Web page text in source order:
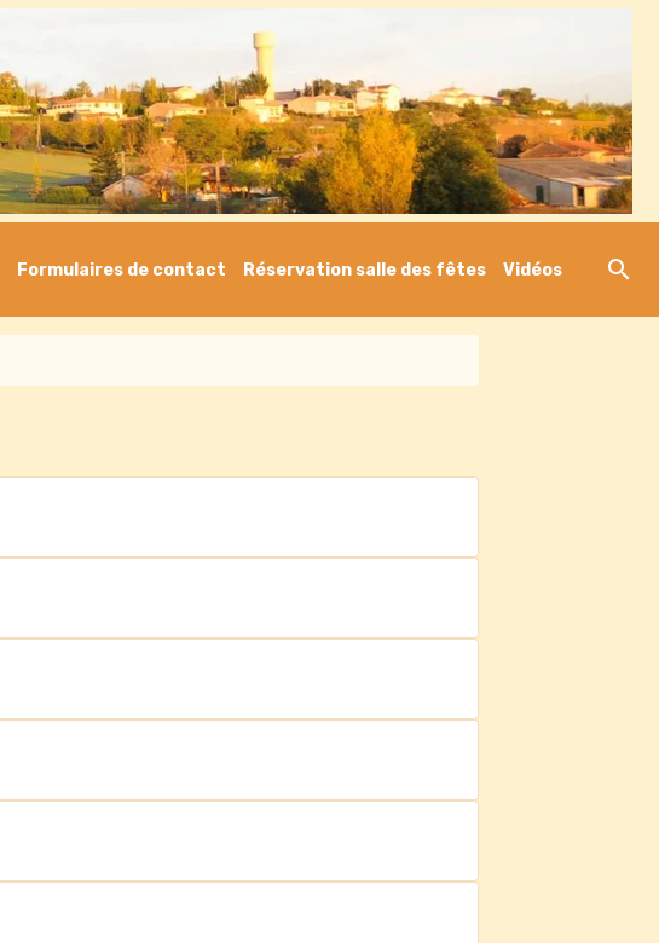
Formulaires de contact Réservation salle des fêtes Vidéos